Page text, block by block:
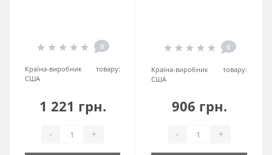
0
Країна-виробник товару:
США
1 221 грн.
- +
0
Країна-виробник товару:
США
906 грн.
- +